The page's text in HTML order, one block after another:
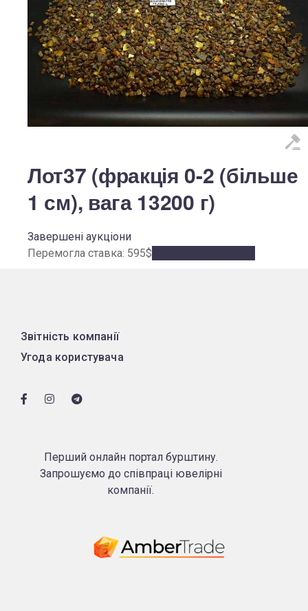
Лот37 (фракція 0-2 (більше
1 см), вага 13200 г)
Завершені аукціони
Перемогла ставка: 595$
Звітність компанії
Угода користувача
Перший онлайн портал бурштину.
Запрошуємо до співпраці ювелірні
компанії.